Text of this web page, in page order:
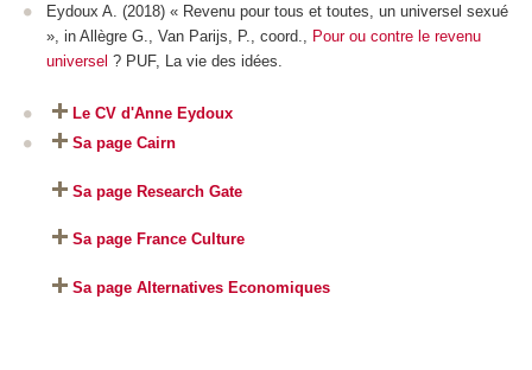
Eydoux A. (2018) « Revenu pour tous et toutes, un universel sexué
», in Allègre G., Van Parijs, P., coord., Pour ou contre le revenu
universel ? PUF, La vie des idées.
Le CV d'Anne Eydoux
Sa page Cairn
Sa page Research Gate
Sa page France Culture
Sa page Alternatives Economiques